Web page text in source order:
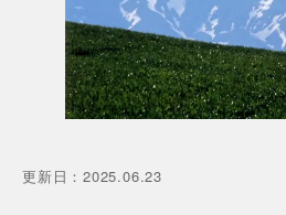
更新日 ：2025.06.23